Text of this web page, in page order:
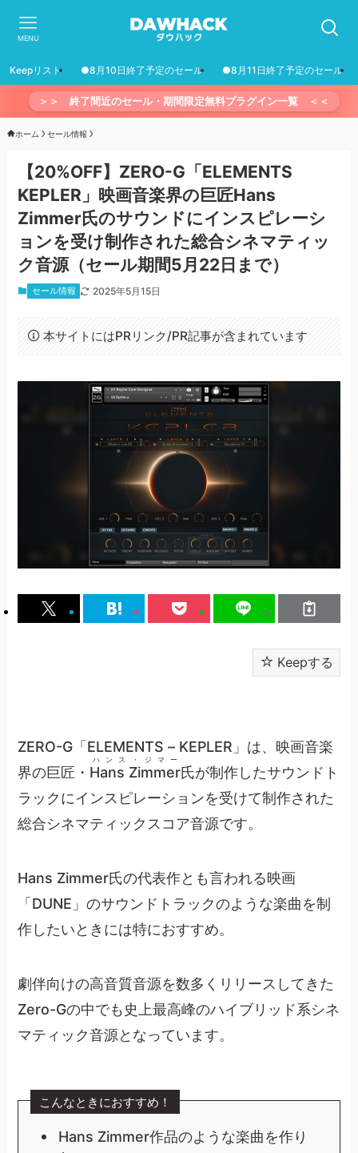
MENU
Keepリスト ●8月10日終了予定のセール ●8月11日終了予定のセール
＞＞ 終了間近のセール・期間限定無料プラグイン一覧 ＜＜
ホーム セール情報
【20%OFF】ZERO-G「ELEMENTS
KEPLER」映画音楽界の巨匠Hans
Zimmer氏のサウンドにインスピレーシ
ョンを受け制作された総合シネマティッ
ク音源（セール期間5月22日まで）
セール情報 2025年5月15日
本サイトにはPRリンク/PR記事が含まれています
Keepする
ZERO-G「ELEMENTS – KEPLER」は、映画音楽
界の巨匠・ Hans Zimmer
ハンス・ジマー
氏が制作したサウンドト
ラックにインスピレーションを受けて制作された
総合シネマティックスコア音源です。
Hans Zimmer氏の代表作とも言われる映画
「DUNE」のサウンドトラックのような楽曲を制
作したいときには特におすすめ。
劇伴向けの高音質音源を数多くリリースしてきた
Zero-Gの中でも史上最高峰のハイブリッド系シネ
マティック音源となっています。
こんなときにおすすめ！
Hans Zimmer作品のような楽曲を作り